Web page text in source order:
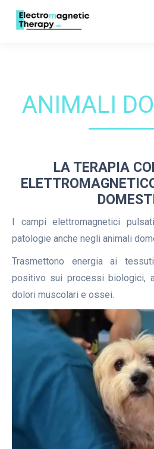
ANIMALI
LA TERAPIA
I campi elettromagnetici
patologie anche negli animali
Trasmettono energia ai
positivo sui processi biologici,
dolori muscolari e ossei.